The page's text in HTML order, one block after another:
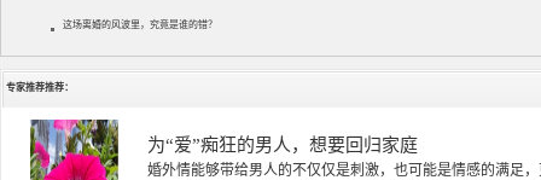
这场离婚的风波里，究竟是谁的错？
专家推荐推荐：
徐珞棋
徐珞棋，婚姻家庭咨询师，毕业于重庆师范大学心理学专业